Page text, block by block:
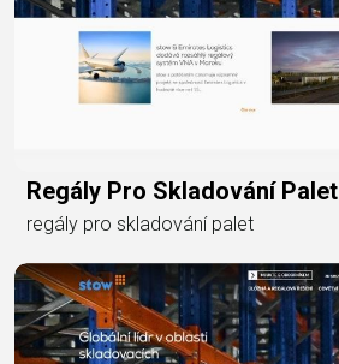
Regály Pro Skladování Palet
regály pro skladování palet